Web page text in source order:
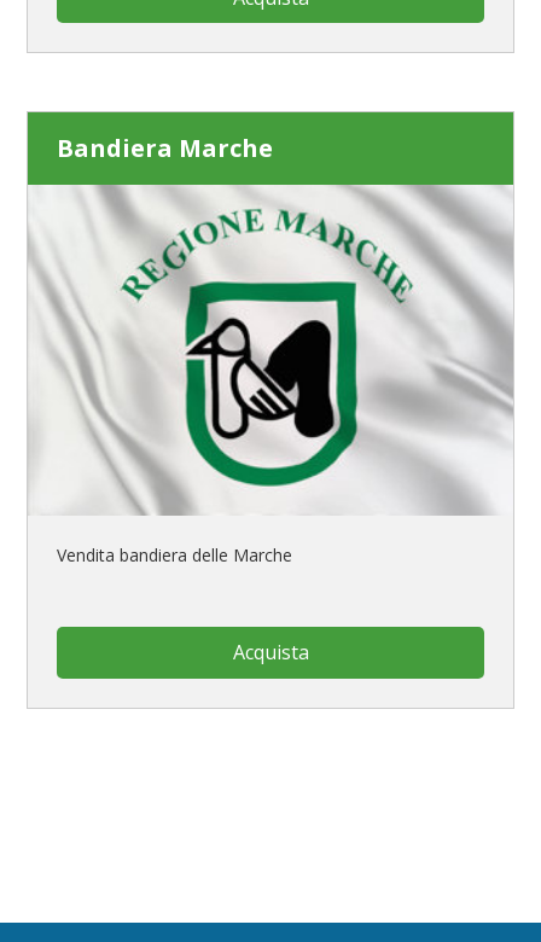
Bandiera Marche
Vendita bandiera delle Marche
Acquista